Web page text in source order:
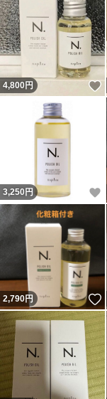
4,800円
3,250 円
2,790円